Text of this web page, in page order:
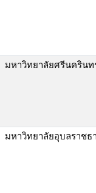
มหาวิทยาลัยศรีนคริน
มหาวิทยาลัยอุบลราชธ